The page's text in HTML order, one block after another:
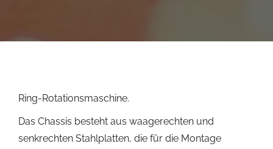
Ring-Rotationsmaschine.
Das Chassis besteht aus waagerechten und
senkrechten Stahlplatten, die für die Montage